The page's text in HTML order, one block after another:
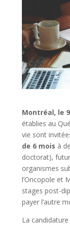
Montréal, le
établies au
vie sont
de 6 mois à
doctorat),
organismes
l’Oncopole et
stages post-
payer l’autre
La candidature